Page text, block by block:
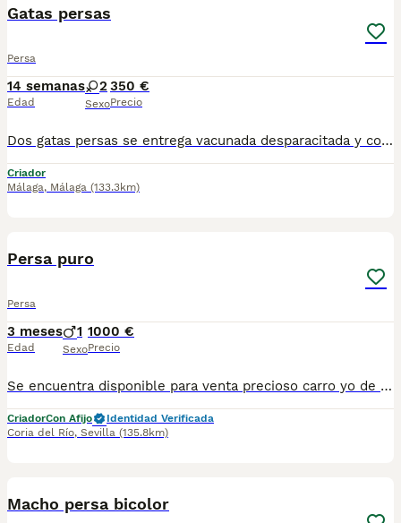
Gatas persas
Persa
14 semanas
Edad
2
Sexo
350 €
Precio
Dos gatas persas se entrega vacunada desparacitada y con cartilla, se recojen en Sevilla. Listas para recojer. Para mas información por wasap al 610704512. La gris 350 la blanca 375
Criador
Málaga, Málaga (133.3km)
Persa puro
Persa
3 meses
Edad
1
Sexo
1000 €
Precio
Se encuentra disponible para venta precioso carro yo de tres meses de edad de Persa Puro de color blanco. Se entrega para compañía con sus vacunas al día, microchip, desparasitado y castrado. Criadora autorizada por la Junta de Andalucía con núcleo zoológico.
CriadorCon Afijo
Identidad Verificada
Coria del Río, Sevilla (135.8km)
Macho persa bicolor